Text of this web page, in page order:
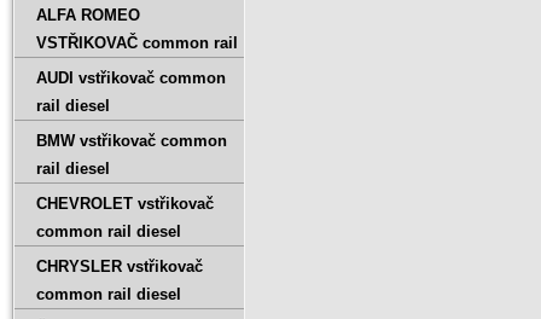
ALFA ROMEO
VSTŘIKOVAČ common rail
AUDI vstřikovač common
rail diesel
BMW vstřikovač common
rail diesel
CHEVROLET vstřikovač
common rail diesel
CHRYSLER vstřikovač
common rail diesel